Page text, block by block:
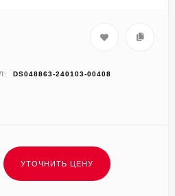
DS048863-240103-00408